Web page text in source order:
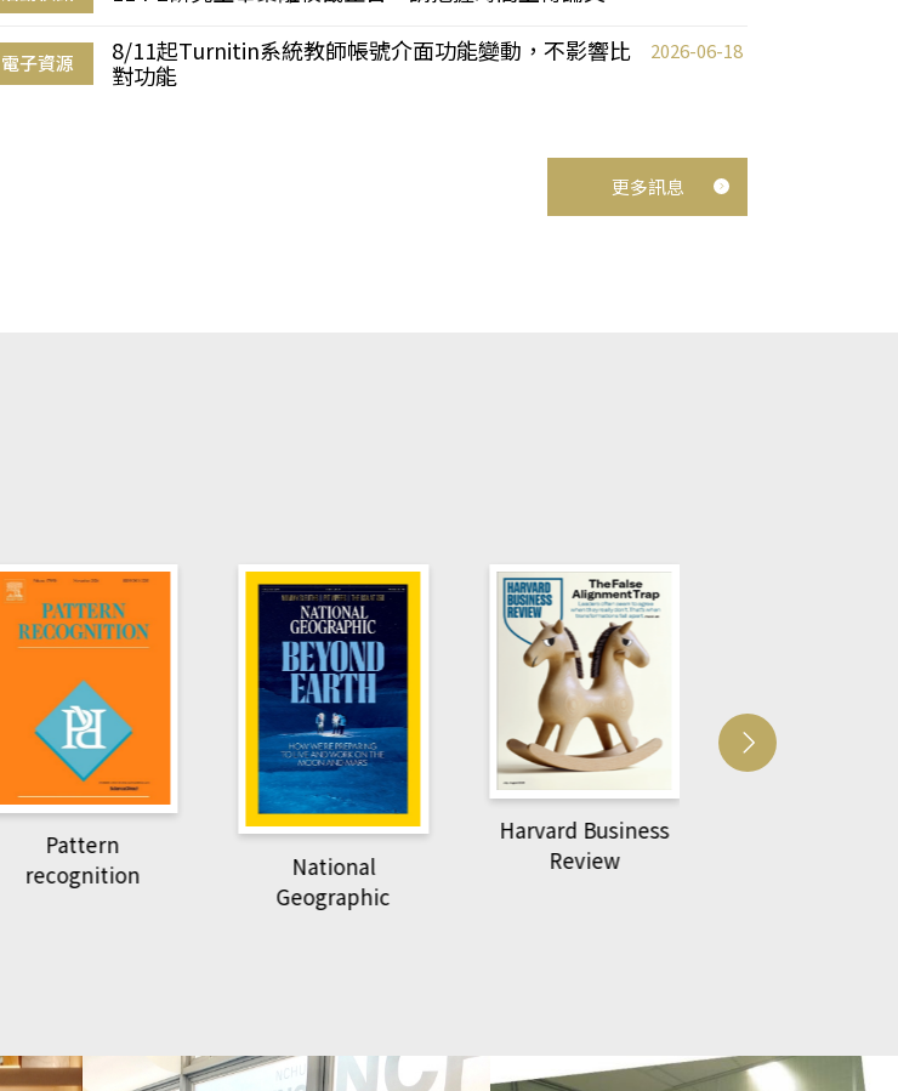
電子資源
8/11起Turnitin系統教師帳號介面功能變動，不影響比
對功能
2026-06-18
更多訊息
Pattern
recognition
National
Geographic
Harvard Business
Review